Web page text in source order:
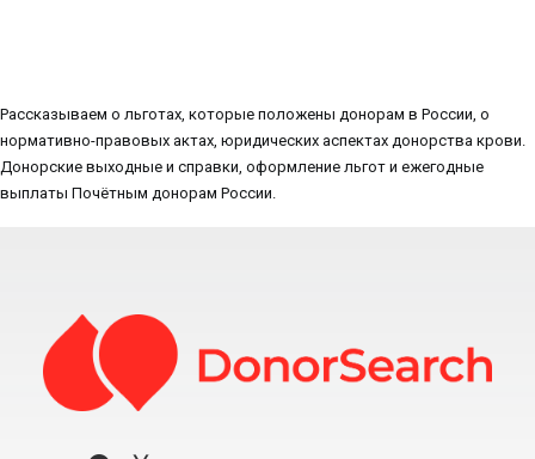
Рассказываем о льготах, которые положены донорам в России, о
нормативно-правовых актах, юридических аспектах донорства крови.
Донорские выходные и справки, оформление льгот и ежегодные
выплаты Почётным донорам России.